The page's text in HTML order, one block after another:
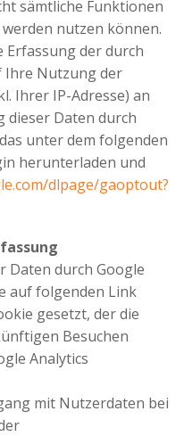
sämtliche Funktionen
nutzen können.
Erfassung der durch
Ihre Nutzung der
Ihrer IP-Adresse) an
dieser Daten durch
unter dem folgenden
herunterladen und
dlpage/gaoptout?
Daten durch Google
auf folgenden Link
gesetzt, der die
Besuchen
Analytics
mit Nutzerdaten bei